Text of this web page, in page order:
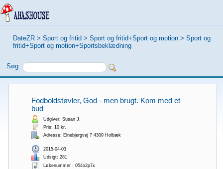
DateZR > Sport og fritid > Sport og fritid+Sport og motion > Sport og
fritid+Sport og motion+Sportsbeklædning
Søg:
Fodboldstøvler, God - men brugt. Kom med et
bud
Udgiver: Susan J.
Pris: 10 kr.
Adresse: Elnebjergvej 7 4300 Holbæk
2015-04-03
Udsigt: 281
Løbenummer：054o2p7x